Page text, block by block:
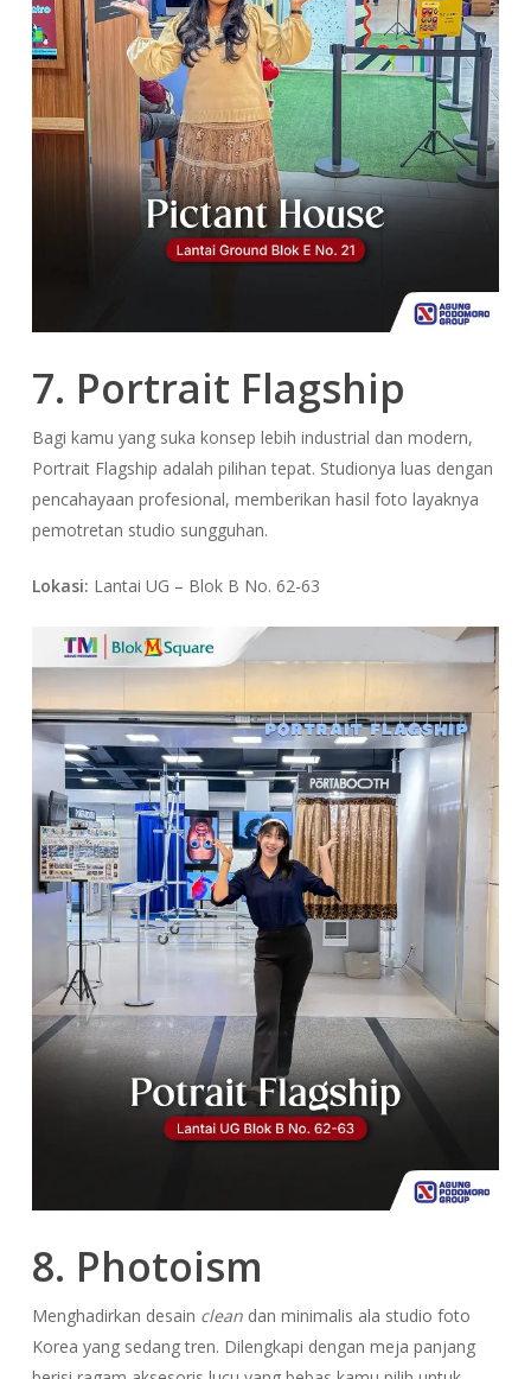
7. Portrait Flagship
Bagi kamu yang suka konsep lebih industrial dan modern,
Portrait Flagship adalah pilihan tepat. Studionya luas dengan
pencahayaan profesional, memberikan hasil foto layaknya
pemotretan studio sungguhan.
Lokasi: Lantai UG – Blok B No. 62-63
8. Photoism
Menghadirkan desain cleandan minimalis ala studio foto
Korea yang sedang tren. Dilengkapi dengan meja panjang